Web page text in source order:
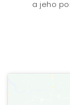
a jeho